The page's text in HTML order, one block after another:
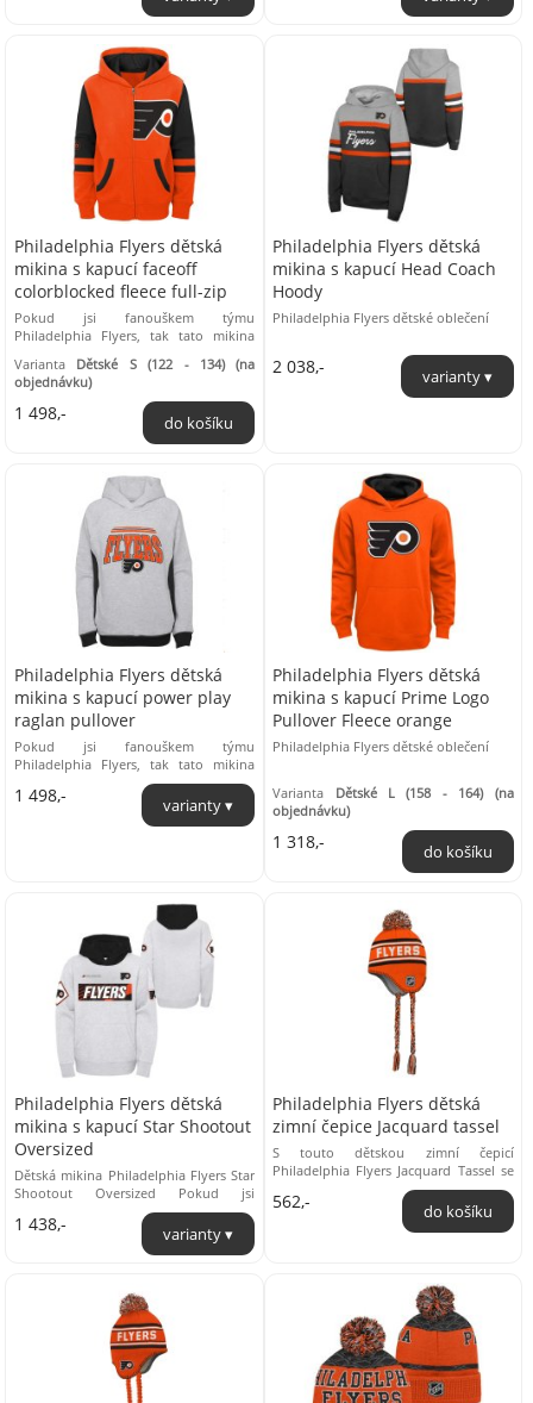
Philadelphia Flyers dětská
mikina s kapucí faceoff
colorblocked fleece full-zip
Pokud jsi fanouškem týmu
Philadelphia Flyers, tak tato mikina
kolekce Faceoff Colorblocked Fleece
Full Zip je přímo pro ...
Varianta Dětské S (122 - 134) (na
objednávku)
1 498,-
Philadelphia Flyers dětská
mikina s kapucí Head Coach
Hoody
Philadelphia Flyers dětské oblečení
2 038,-
Philadelphia Flyers dětská
mikina s kapucí power play
raglan pullover
Pokud jsi fanouškem týmu
Philadelphia Flyers, tak tato mikina
kolekce Power Play Raglan Pullover je
přímo pro tebe! Hřejivý ...
1 498,-
Philadelphia Flyers dětská
mikina s kapucí Prime Logo
Pullover Fleece orange
Philadelphia Flyers dětské oblečení
Varianta Dětské L (158 - 164) (na
objednávku)
1 318,-
Philadelphia Flyers dětská
mikina s kapucí Star Shootout
Oversized
Dětská mikina Philadelphia Flyers Star
Shootout Oversized Pokud jsi
fanouškem týmu Philadelphia Flyers,
tak tato mikina ...
1 438,-
Philadelphia Flyers dětská
zimní čepice Jacquard tassel
S touto dětskou zimní čepicí
Philadelphia Flyers Jacquard Tassel se
v davu určitě neztratíš! Hřejivá
podšívka ...
562,-